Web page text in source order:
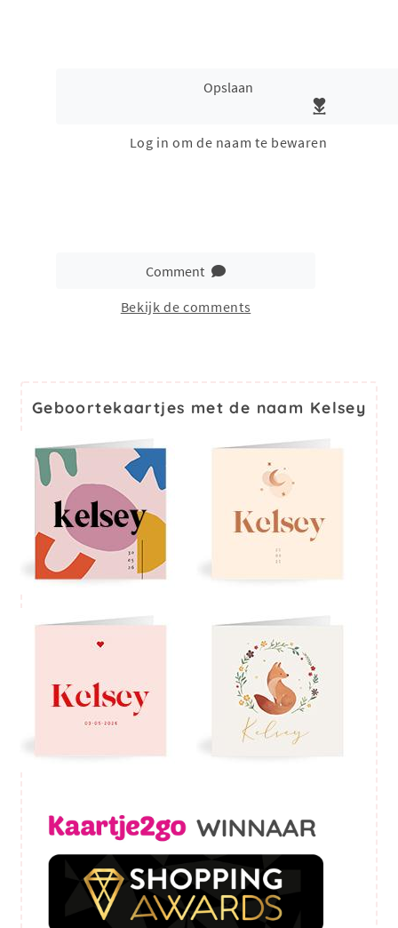
Opslaan
Log in om de naam te bewaren
Comment
Bekijk de comments
Geboortekaartjes met de naam Kelsey